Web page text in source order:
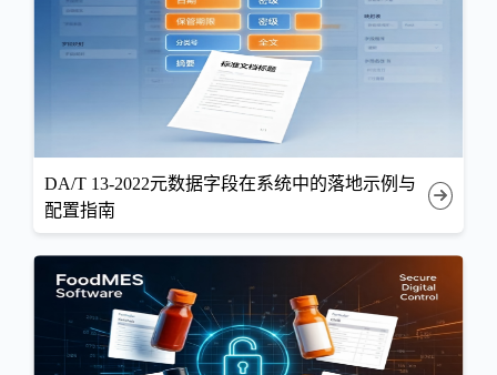
DA/T 13-2022元数据字段在系统中的落地示例与
配置指南